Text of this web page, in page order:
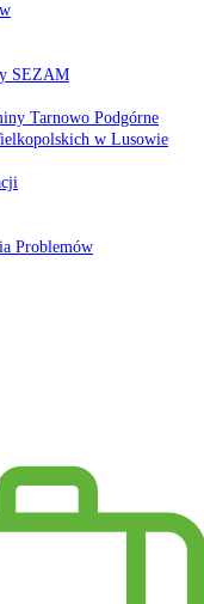
SEZAM
Tarnowo Podgórne
w Lusowie
Problemów